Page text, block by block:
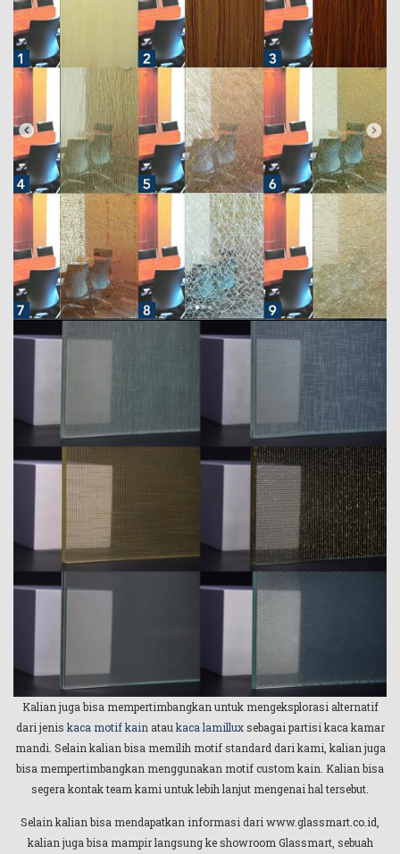
Kalian juga bisa mempertimbangkan untuk mengeksplorasi alternatif
dari jenis kaca motif kain atau kaca lamilluxsebagai partisi kaca kamar
mandi. Selain kalian bisa memilih motif standard dari kami, kalian juga
bisa mempertimbangkan menggunakan motif custom kain. Kalian bisa
segera kontak team kami untuk lebih lanjut mengenai hal tersebut.
Selain kalian bisa mendapatkan informasi dari www.glassmart.co.id,
kalian juga bisa mampir langsung ke showroom Glassmart, sebuah